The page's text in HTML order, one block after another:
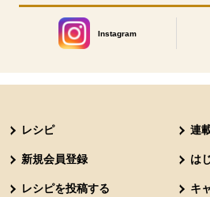
Instagram
別のウィンドウで開きます。
レシピ 連
新規会員登録 は
レシピを投稿する キ